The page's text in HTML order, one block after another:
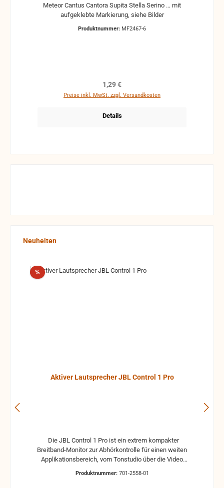
Meteor Cantus Cantora Supita Stella Serino … mit
aufgeklebte Markierung, siehe Bilder
Produktnummer: MF2467-6
Regulärer Preis:
1,29 €
Preise inkl. MwSt. zzgl. Versandkosten
Details
Produktgalerie überspringen
Neuheiten
%Rabatt
Aktiver Lautsprecher JBL Control 1 Pro
Breitband-Monitor zur Abhörkontrolle für einen weiten
Applikationsbereich, vom Tonstudio über die Video
Produktnummer: 701-2558-01